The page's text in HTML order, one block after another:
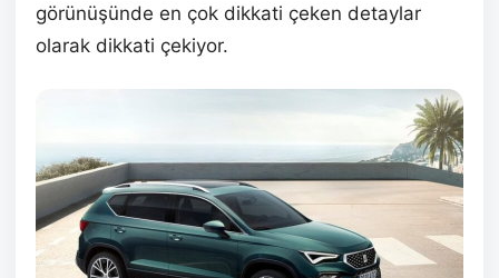
görünüşünde en çok dikkati çeken detaylar
olarak dikkati çekiyor.